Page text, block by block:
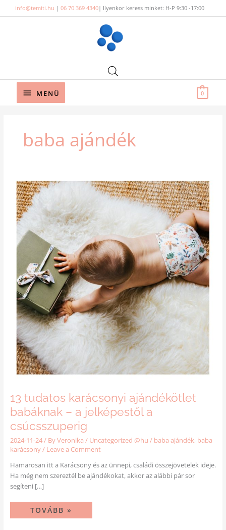
to
info@temiti.hu | 06 70 369 4340| Ilyenkor keress minket: H-P 9:30 -17:00
Below
MENÜ 0
baba ajándék
13 tudatos karácsonyi ajándékötlet
babáknak – a jelképestől a
csúcsszuperig
2024-11-24/ ByVeronika / Uncategorized @hu / baba ajándék, baba
karácsony/ Leave a Comment
Hamarosan itt a Karácsony és az ünnepi, családi összejövetelek ideje.
Ha még nem szereztél be ajándékokat, akkor az alábbi pár sor
segíteni […]
TUDATOS
KARÁCSONYI
AJÁNDÉKÖTLET
BABÁKNAK
–
JELKÉPESTŐL
A
CSÚCSSZUPERIG
TOVÁBB »